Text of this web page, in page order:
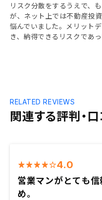
リスク分散をするうえで、
が、ネット上では不動産投
悩んでいました。メリット
き、納得できるリスクであ
関連する評判・
RELATED REVIEWS
4.0
営業マンがとても
め。